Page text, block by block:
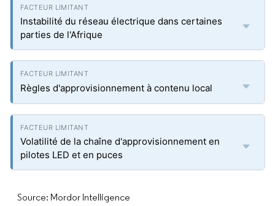
Instabilité du réseau électrique dans certaines
parties de l'Afrique
Règles d'approvisionnement à contenu local
Volatilité de la chaîne d'approvisionnement en
pilotes LED et en puces
Source: Mordor Intelligence